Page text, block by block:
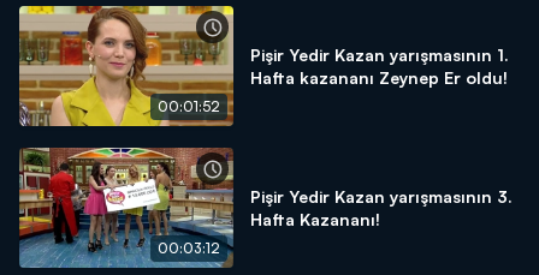
00:01:52
Pişir Yedir Kazan yarışmasının 1.
Hafta kazananı Zeynep Er oldu!
00:03:12
Pişir Yedir Kazan yarışmasının 3.
Hafta Kazananı!